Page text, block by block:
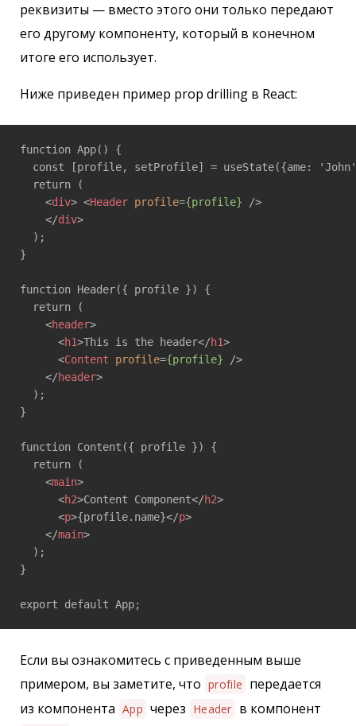
реквизиты — вместо этого они только передают
его другому компоненту, который в конечном
итоге его использует.
Ниже приведен пример prop drilling в React:
function App() {
const [profile, setProfile] = useState({ame:
  return (
<div> <Header profile={profile} />
</div>
  );
}
function Header({ profile }) {
  return (
<header>
<h1>This is the header</h1>
<Content profile={profile} />
</header>
  );
}
function Content({ profile }) {
  return (
<main>
<h2>Content Component</h2>
<p>{profile.name}</p>
</main>
  );
}
export default App;
Если вы ознакомитесь с приведенным выше
примером, вы заметите, что profile передается
из компонента App через Header в компонент